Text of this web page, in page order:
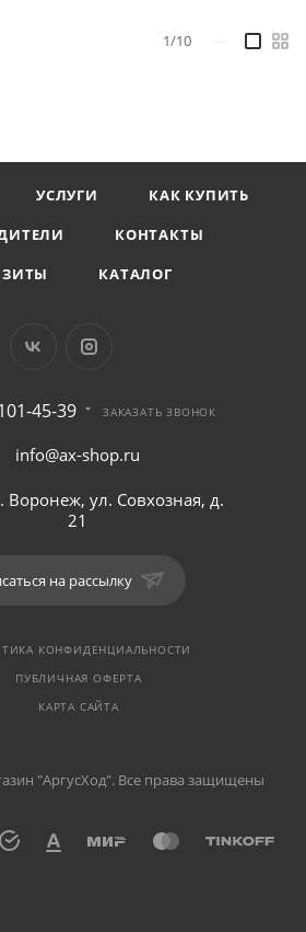
1/10
УСЛУГИ
КАК КУПИТЬ
КОНТАКТЫ
КАТАЛОГ
45-39 ЗАКАЗАТЬ ЗВОНОК
info@ax-shop.ru
Воронеж, ул. Совхозная, д.
21
на рассылку
КОНФИДЕНЦИАЛЬНОСТИ
ПУБЛИЧНАЯ ОФЕРТА
КАРТА САЙТА
"АргусХод". Все права защищены